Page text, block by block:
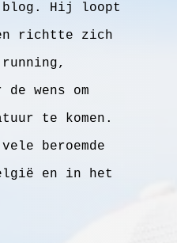
blog. Hij loopt
richtte zich
wens om
te komen.
beroemde
en in het